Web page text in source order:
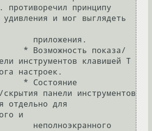
принципу
удивления и мог выглядеть
инструментов клавишей T
настроек.
скрытия панели инструментов
отдельно для
и